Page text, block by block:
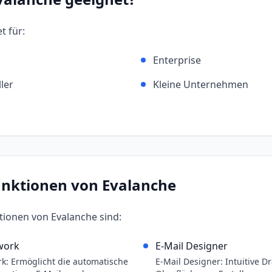
für:
Enterprise
Kleine Unternehmen
von Evalanche
von Evalanchesind:
Ermöglicht die automatische
E-Mail Designer
E-Mail Designer: Intuitive